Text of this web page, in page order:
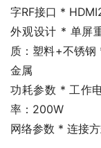
字RF接口 *
外观设计 * 单屏
质：塑料+不锈
金属
功耗参数 * 工作
率：200W
网络参数 * 连接